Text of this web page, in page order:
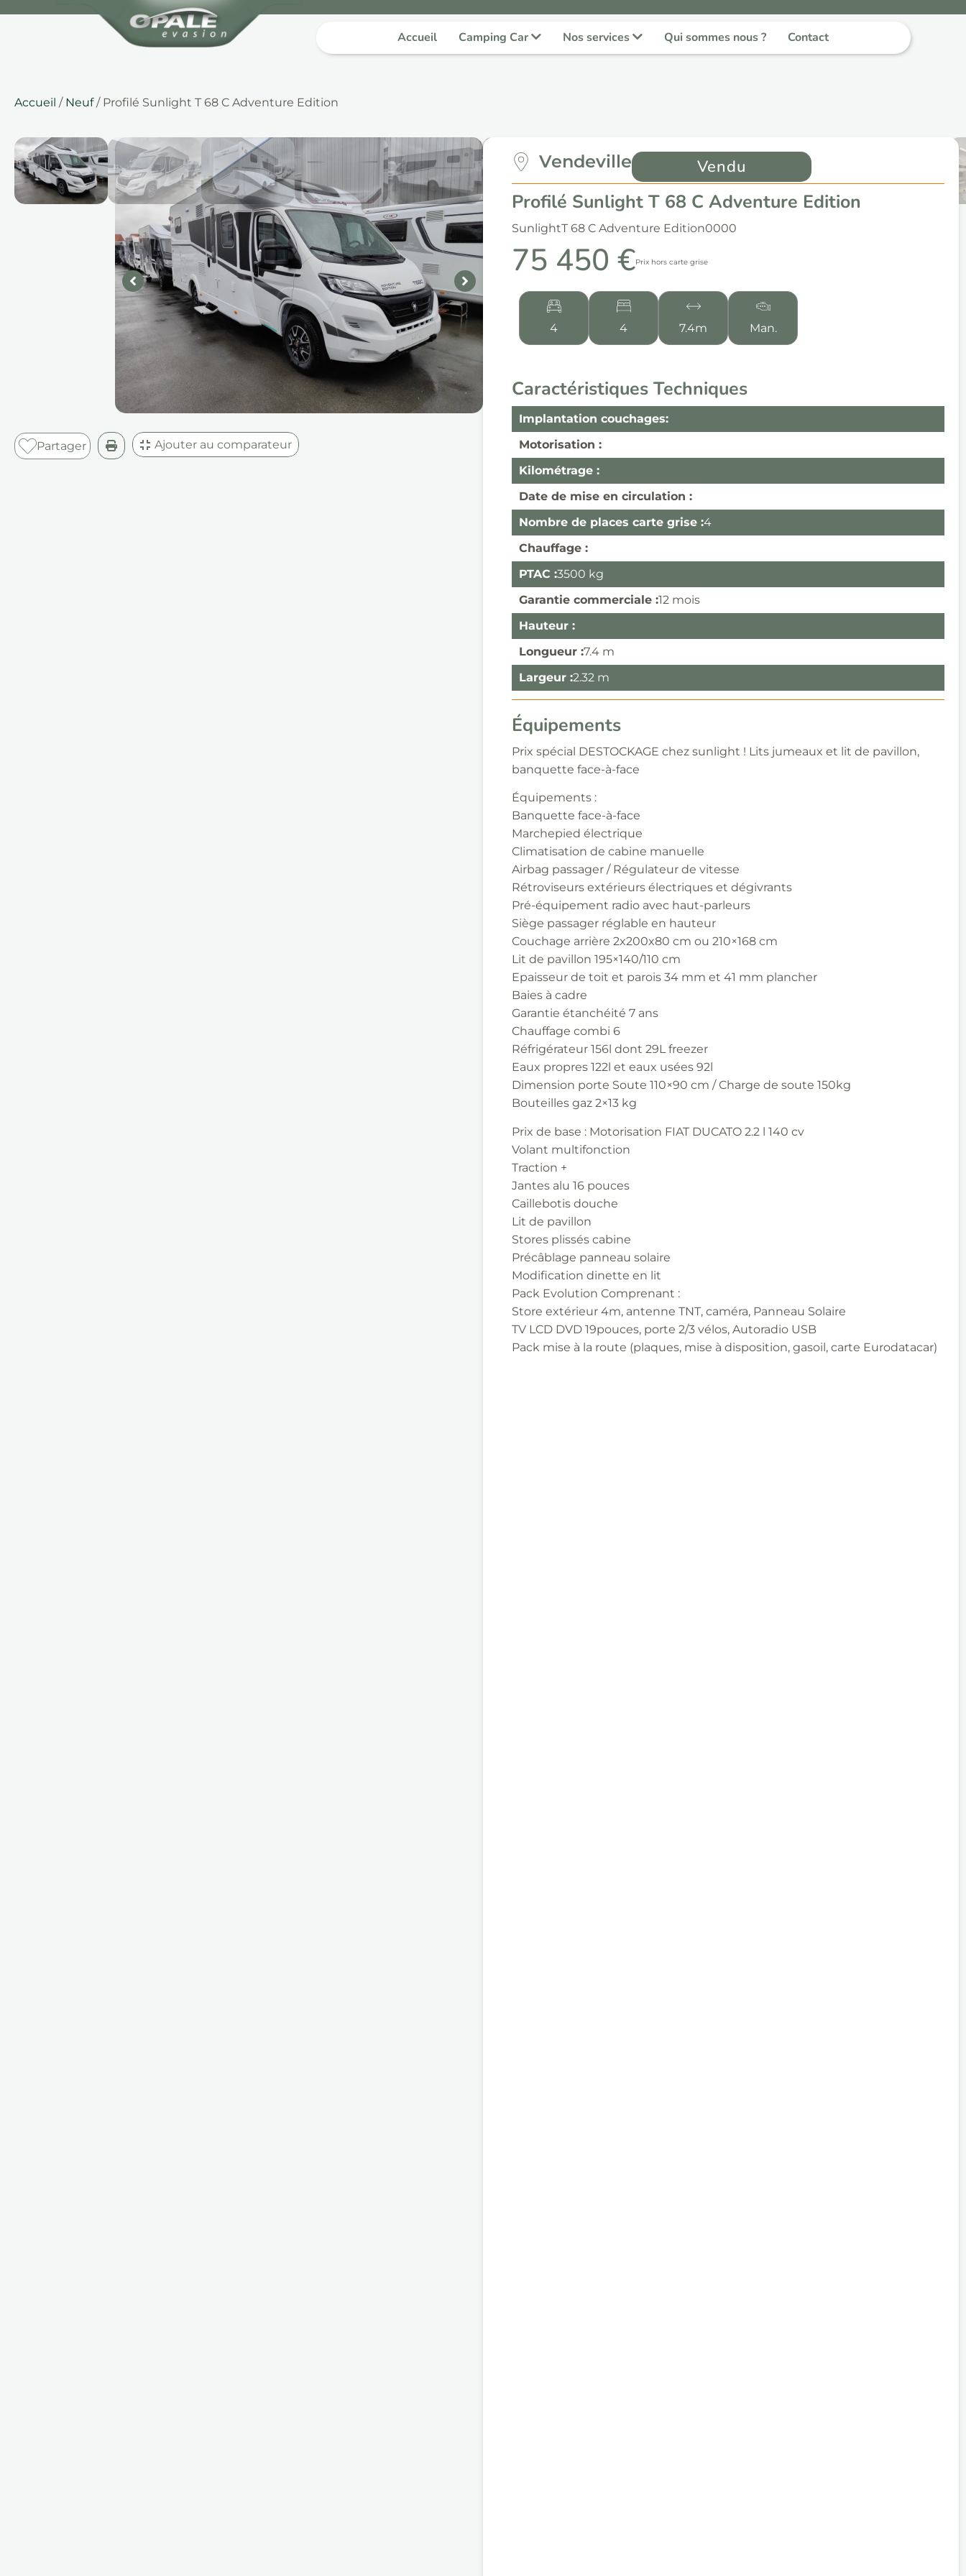
Accueil Camping Car Nos services Qui sommes nous ? Contact
Accueil / Neuf/ Profilé Sunlight T 68 C Adventure Edition
Partager Ajouter au comparateur
Vendeville Vendu
Profilé Sunlight T 68 C Adventure Edition
SunlightT 68 C Adventure Edition0000
75 450 €Prix hors carte grise
4 4 7.4m Man.
Caractéristiques Techniques
Implantation couchages:
Motorisation :
Kilométrage :
Date de mise en circulation :
Nombre de places carte grise :4
Chauffage :
PTAC :3500 kg
Garantie commerciale :12 mois
Hauteur :
Longueur :7.4 m
Largeur :2.32 m
Équipements
Prix spécial DESTOCKAGE chez sunlight ! Lits jumeaux et lit de pavillon,
banquette face-à-face
Équipements :
Banquette face-à-face
Marchepied électrique
Climatisation de cabine manuelle
Airbag passager / Régulateur de vitesse
Rétroviseurs extérieurs électriques et dégivrants
Pré-équipement radio avec haut-parleurs
Siège passager réglable en hauteur
Couchage arrière 2x200x80 cm ou 210×168 cm
Lit de pavillon 195×140/110 cm
Epaisseur de toit et parois 34 mm et 41 mm plancher
Baies à cadre
Garantie étanchéité 7 ans
Chauffage combi 6
Réfrigérateur 156l dont 29L freezer
Eaux propres 122l et eaux usées 92l
Dimension porte Soute 110×90 cm / Charge de soute 150kg
Bouteilles gaz 2×13 kg
Prix de base : Motorisation FIAT DUCATO 2.2 l 140 cv
Volant multifonction
Traction +
Jantes alu 16 pouces
Caillebotis douche
Lit de pavillon
Stores plissés cabine
Précâblage panneau solaire
Modification dinette en lit
Pack Evolution Comprenant :
Store extérieur 4m, antenne TNT, caméra, Panneau Solaire
TV LCD DVD 19pouces, porte 2/3 vélos, Autoradio USB
Pack mise à la route (plaques, mise à disposition, gasoil, carte Eurodatacar)